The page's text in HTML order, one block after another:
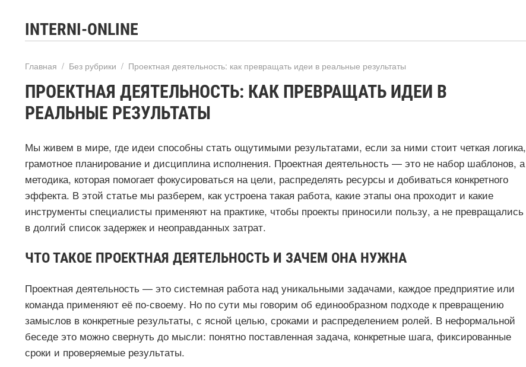
INTERNI-ONLINE
Главная / Без рубрики / Проектная деятельность: как превращать идеи в реальные результаты
ПРОЕКТНАЯ ДЕЯТЕЛЬНОСТЬ: КАК ПРЕВРАЩАТЬ ИДЕИ В
РЕАЛЬНЫЕ РЕЗУЛЬТАТЫ
Мы живем в мире, где идеи способны стать ощутимыми результатами, если за ними стоит четкая логика,
грамотное планирование и дисциплина исполнения. Проектная деятельность — это не набор шаблонов, а
методика, которая помогает фокусироваться на цели, распределять ресурсы и добиваться конкретного
эффекта. В этой статье мы разберем, как устроена такая работа, какие этапы она проходит и какие
инструменты специалисты применяют на практике, чтобы проекты приносили пользу, а не превращались
в долгий список задержек и неоправданных затрат.
ЧТО ТАКОЕ ПРОЕКТНАЯ ДЕЯТЕЛЬНОСТЬ И ЗАЧЕМ ОНА НУЖНА
Проектная деятельность — это системная работа над уникальными задачами, каждое предприятие или
команда применяют её по-своему. Но по сути мы говорим об единообразном подходе к превращению
замыслов в конкретные результаты, с ясной целью, сроками и распределением ролей. В неформальной
беседе это можно свернуть до мысли: понятно поставленная задача, конкретные шага, фиксированные
сроки и проверяемые результаты.